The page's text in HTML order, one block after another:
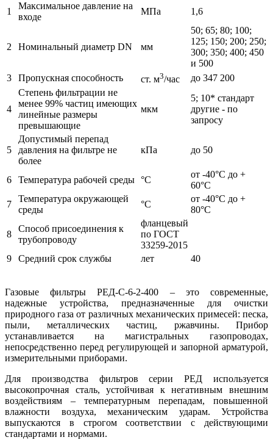
1
Максимальное давление на
входе
МПа 1,6
2 Номинальный диаметр DN мм
50; 65; 80; 100;
125; 150; 200; 250;
300; 350; 400; 450
и 500
3
Пропускная способность ст. м3/час до 347 200
4
Степень фильтрации не
менее 99% частиц имеющих
линейные размеры
превышающие
мкм
5; 10* стандарт
другие - по
запросу
5
Допустимый перепад
давления на фильтре не
более
кПа до 50
6 Температура рабочей среды °С
от -40°С до +
60°С
7
Температура окружающей
среды
°С
от -40°С до +
80°С
8
Способ присоединения к
трубопроводу
фланцевый
по ГОСТ
33259-2015
9
Средний срок службы лет 40
Газовые фильтры РЕД-С-6-2-400 – это современные,
надежные устройства, предназначенные для очистки
природного газа от различных механических примесей: песка,
пыли, металлических частиц, ржавчины. Прибор
устанавливается на магистральных газопроводах,
непосредственно перед регулирующей и запорной арматурой,
измерительными приборами.
Для производства фильтров серии РЕД используется
высокопрочная сталь, устойчивая к негативным внешним
воздействиям – температурным перепадам, повышенной
влажности воздуха, механическим ударам. Устройства
выпускаются в строгом соответствии с действующими
стандартами и нормами.